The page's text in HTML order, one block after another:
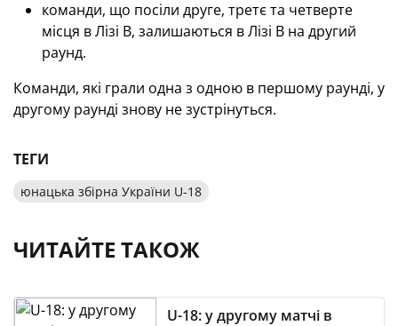
команди, що посіли друге, третє та четверте
місця в Лізі B, залишаються в Лізі B на другий
раунд.
Команди, які грали одна з одною в першому раунді, у
другому раунді знову не зустрінуться.
ТЕГИ
юнацька збірна України U-18
ЧИТАЙТЕ ТАКОЖ
U-18: у другому матчі в